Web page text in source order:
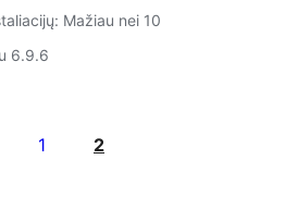
Mažiau nei 10
6.9.6
1 2